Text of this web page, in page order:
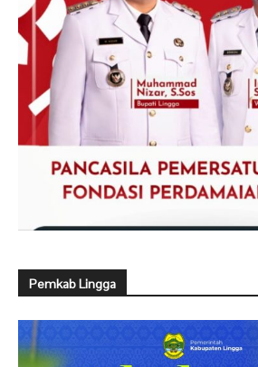
Pemkab Lingga